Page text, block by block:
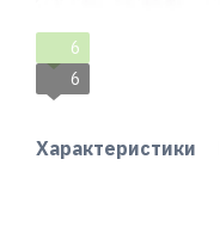
6
6
Характеристики